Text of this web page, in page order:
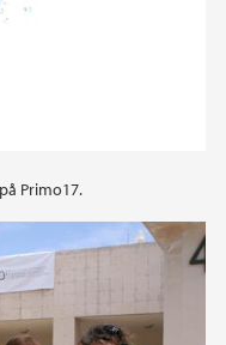
Primo17.